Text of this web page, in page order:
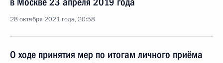
28 октября 2021 года, 20:58
О ходе принятия мер по итогам личного приёма